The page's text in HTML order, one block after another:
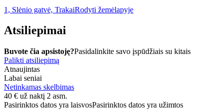
1, Slėnio gatvė, TrakaiRodyti žemėlapyje
Atsiliepimai
Buvote čia apsistoję?Pasidalinkite savo įspūdžiais su kitais
Palikti atsiliepimą
Atnaujintas
Labai seniai
Netinkamas skelbimas
40 € už naktį 2 asm.
Pasirinktos datos yra laisvosPasirinktos datos yra užimtos